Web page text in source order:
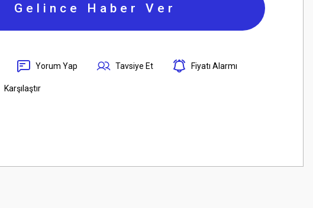
Gelince Haber Ver
Yorum Yap Tavsiye Et Fiyatı Alarmı
Karşılaştır